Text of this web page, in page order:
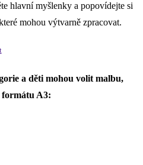
hlavní myšlenky a popovídejte si
mohou výtvarně zpracovat.
a děti mohou volit malbu,
formátu A3: